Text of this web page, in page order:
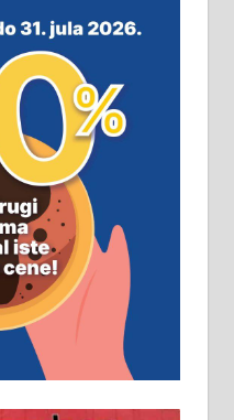
Рудник
20
Услови:
радно
и сличним
неопходан
смештај,
57-41-122 –
радова
и
25-28-058